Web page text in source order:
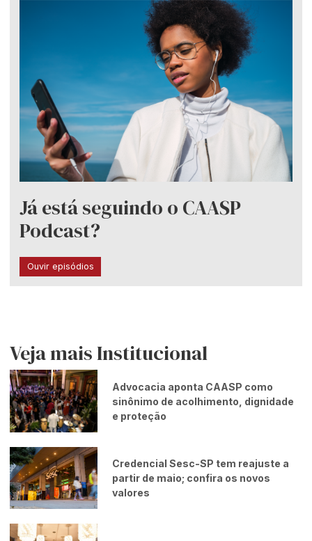
Já está seguindo o CAASP
Podcast?
Ouvir episódios
Veja mais Institucional
Advocacia aponta CAASP como
sinônimo de acolhimento, dignidade
e proteção
Credencial Sesc-SP tem reajuste a
partir de maio; confira os novos
valores